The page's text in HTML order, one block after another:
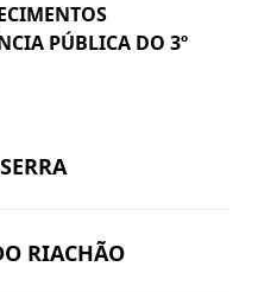
PÚBLICA DO 3º
RIACHÃO